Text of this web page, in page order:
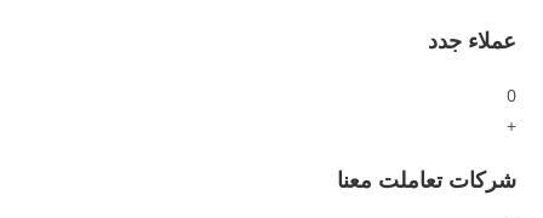
عملاء جدد
0
+
شركات تعاملت معنا